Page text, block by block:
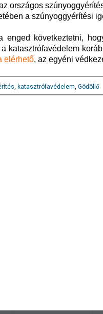
országos
a szúnyoggyérítési
enged következtetni,
a katasztrófavédelem
elérhető, az egyéni
, katasztrófavédelem, Gödöllő